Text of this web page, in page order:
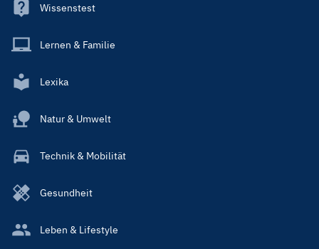
Wissenstest
Lernen & Familie
Lexika
Natur & Umwelt
Technik & Mobilität
Gesundheit
Leben & Lifestyle